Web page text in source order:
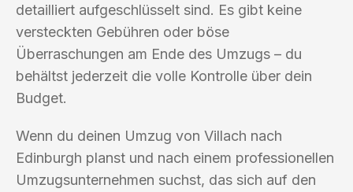
detailliert aufgeschlüsselt sind. Es gibt keine
versteckten Gebühren oder böse
Überraschungen am Ende des Umzugs – du
behältst jederzeit die volle Kontrolle über dein
Budget.
Wenn du deinen Umzug von Villach nach
Edinburgh planst und nach einem professionellen
Umzugsunternehmen suchst, das sich auf den